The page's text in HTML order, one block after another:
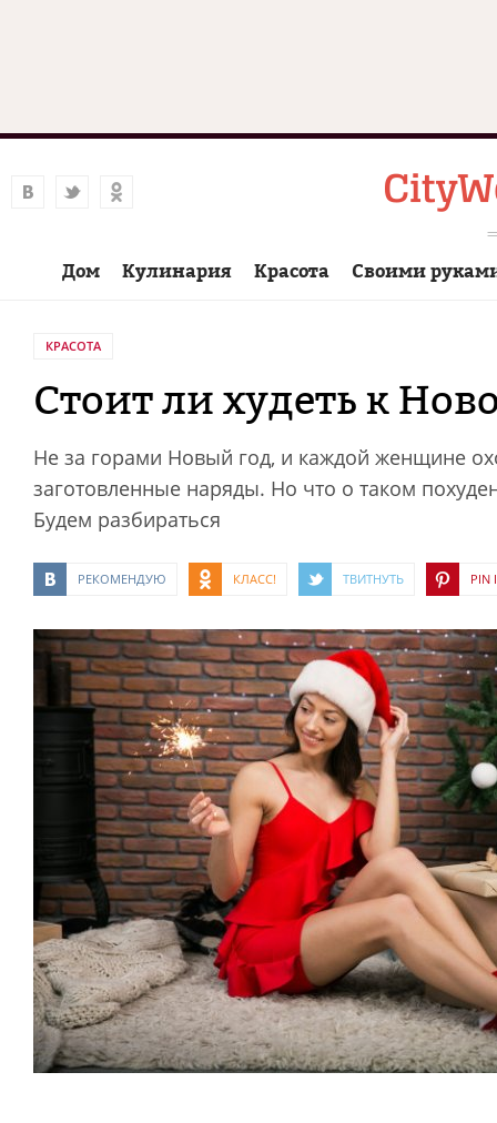
Дом Кулинария Красота Своими
КРАСОТА
Стоит ли худеть к
Не за горами Новый год, и каждой женщине
заготовленные наряды. Но что о таком
Будем разбираться
РЕКОМЕНДУЮ КЛАСС! ТВИТНУТЬ PIN